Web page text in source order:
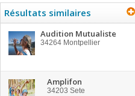
Résultats similaires
Audition Mutualiste
34264 Montpellier
Amplifon
34203 Sete